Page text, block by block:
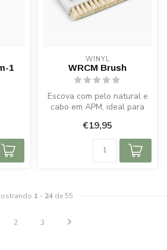
1
WINYL
WRCM Brush
Escova com pelo natural e
cabo em APM, ideal para
limpez...
€19,95
1 - 24 de 55
2 3